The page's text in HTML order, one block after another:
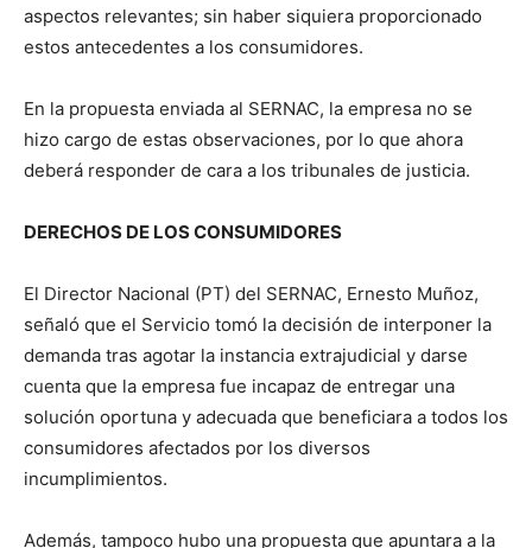
aspectos relevantes; sin haber siquiera proporcionado
estos antecedentes a los consumidores.
En la propuesta enviada al SERNAC, la empresa no se
hizo cargo de estas observaciones, por lo que ahora
deberá responder de cara a los tribunales de justicia.
DERECHOS DE LOS CONSUMIDORES
El Director Nacional (PT) del SERNAC, Ernesto Muñoz,
señaló que el Servicio tomó la decisión de interponer la
demanda tras agotar la instancia extrajudicial y darse
cuenta que la empresa fue incapaz de entregar una
solución oportuna y adecuada que beneficiara a todos los
consumidores afectados por los diversos
incumplimientos.
Además, tampoco hubo una propuesta que apuntara a la